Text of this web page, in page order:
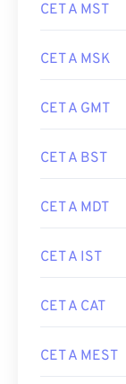
CET A MST
CET A MSK
CET A GMT
CET A BST
CET A MDT
CET A IST
CET A CAT
CET A MEST